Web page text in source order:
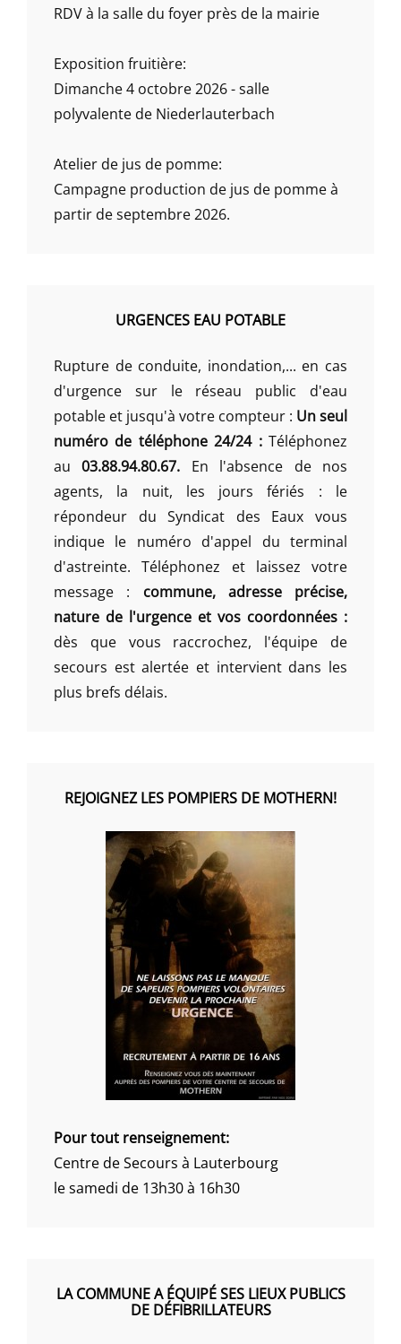
RDV à la salle du foyer près de la mairie
Exposition fruitière:
Dimanche 4 octobre 2026 - salle
polyvalente de Niederlauterbach
Atelier de jus de pomme:
Campagne production de jus de pomme à
partir de septembre 2026.
URGENCES EAU POTABLE
Rupture de conduite, inondation,... en cas
d'urgence sur le réseau public d'eau
potable et jusqu'à votre compteur : Un seul
numéro de téléphone 24/24 :Téléphonez
au03.88.94.80.67. En l'absence de nos
agents, la nuit, les jours fériés : le
répondeur du Syndicat des Eaux vous
indique le numéro d'appel du terminal
d'astreinte. Téléphonez et laissez votre
message : commune, adresse précise,
nature de l'urgence et vos coordonnées :
dès que vous raccrochez, l'équipe de
secours est alertée et intervient dans les
plus brefs délais.
REJOIGNEZ LES POMPIERS DE MOTHERN!
Pour tout renseignement:
Centre de Secours à Lauterbourg
le samedi de 13h30 à 16h30
LA COMMUNE A ÉQUIPÉ SES LIEUX PUBLICS
DE DÉFIBRILLATEURS